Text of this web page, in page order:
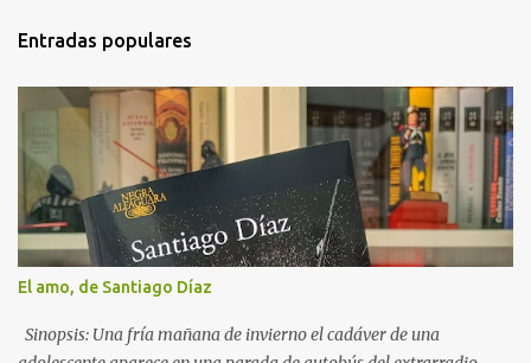
t
o
s
Entradas populares
El amo, de Santiago Díaz
Sinopsis: Una fría mañana de invierno el cadáver de una